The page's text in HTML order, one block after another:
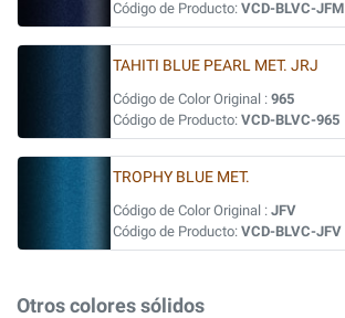
Código de Producto: VCD-BLVC-JFM
TAHITI BLUE PEARL MET. JRJ
Código de Color Original : 965
Código de Producto: VCD-BLVC-965
TROPHY BLUE MET.
Código de Color Original : JFV
Código de Producto: VCD-BLVC-JFV
Otros colores sólidos